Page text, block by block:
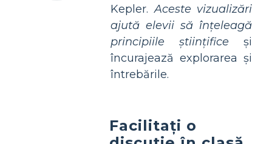
Kepler.Aceste vizualizări
ajută elevii să înțeleagă
principiile științifice și
încurajează explorarea și
întrebările.
Facilitați o